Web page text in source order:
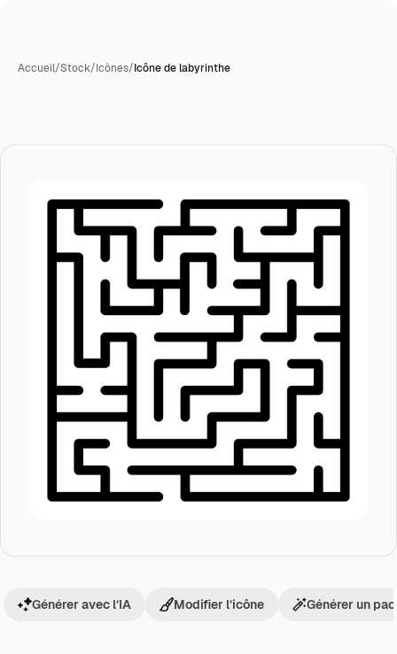
Accueil/Stock/Icônes/Icône de labyrinthe
Générer avec l’IA Modifier l’icône Générer un